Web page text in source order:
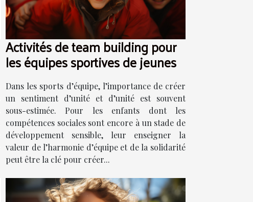
Activités de team building pour
les équipes sportives de jeunes
Dans les sports d’équipe, l’importance de créer
un sentiment d’unité et d’unité est souvent
sous-estimée. Pour les enfants dont les
compétences sociales sont encore à un stade de
développement sensible, leur enseigner la
valeur de l’harmonie d’équipe et de la solidarité
peut être la clé pour créer...